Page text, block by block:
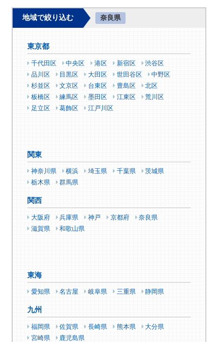
地域で絞り込む 奈良県
東京都
千代田区 中央区 港区 新宿区
渋谷区
品川区
目黒区 大田区 世田谷区
中野区
杉並区
文京区 台東区 豊島区
北区
板橋区
練馬区 墨田区 江東区
荒川区
足立区
葛飾区 江戸川区
関東
神奈川県 横浜 埼玉県 千葉県
茨城県
栃木県
群馬県
関西
大阪府 兵庫県 神戸 京都府
奈良県
滋賀県
和歌山県
東海
愛知県 名古屋 岐阜県 三重県 静岡県
九州
福岡県 佐賀県 長崎県 熊本県
大分県
宮崎県
鹿児島県